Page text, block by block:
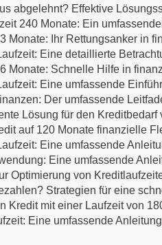
abgelehnt? Effektive
240 Monate: Ein
Monate: Ihr Rettungsanker in
Eine detaillierte
Monate: Schnelle Hilfe in
Eine umfassende
Der umfassende
Lösung für den Kreditbedarf
auf 120 Monate finanzielle
Eine umfassende
Eine umfassende
Optimierung von
Strategien für eine
Kredit mit einer Laufzeit von
Eine umfassende